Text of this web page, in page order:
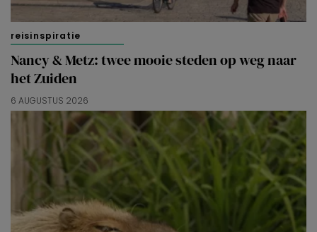
reisinspiratie
Nancy & Metz: twee mooie steden op weg naar
het Zuiden
6 AUGUSTUS 2026